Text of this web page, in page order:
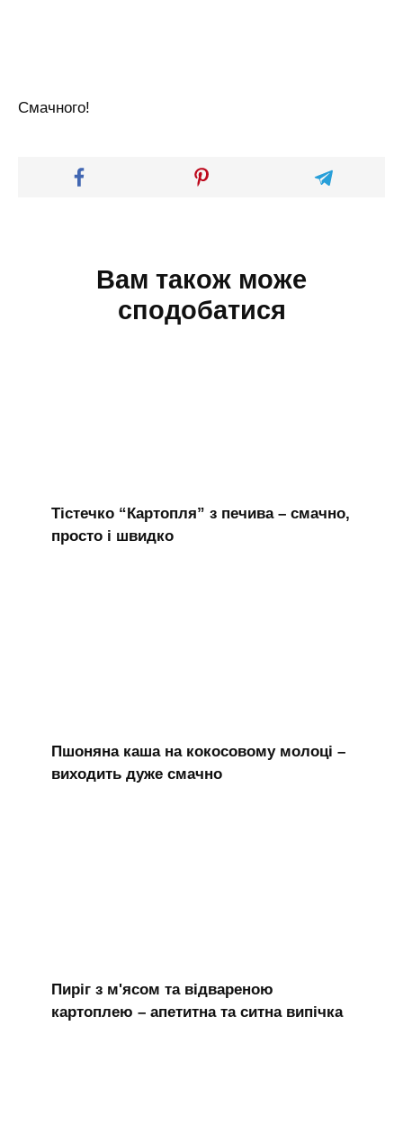
Смачного!
Вам також може
сподобатися
Тістечко “Картопля” з печива – смачно,
просто і швидко
Пшоняна каша на кокосовому молоці –
виходить дуже смачно
Пиріг з м'ясом та відвареною
картоплею – апетитна та ситна випічка